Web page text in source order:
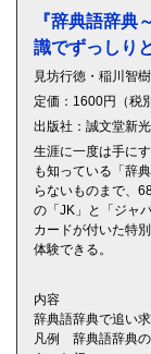
『辞典語辞典
識でずっしり
見坊行徳・稲川智
定価：1600円（税別
出版社：誠文堂新
生涯に一度は手に
も知っている「辞
らないものまで、
の「JK」と「ジャ
カードが付いた特
体験できる。
内容
辞典語辞典で追い
凡例 辞典語辞典